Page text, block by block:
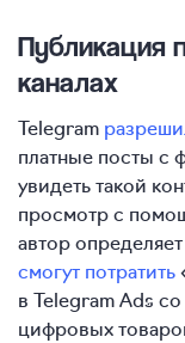
Публикация
каналах
Telegram
платные посты с
увидеть такой
просмотр с
автор
смогут потратить
в Telegram Ads
цифровых